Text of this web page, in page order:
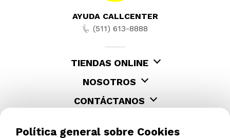
AYUDA CALLCENTER
(511) 613-8888
TIENDAS ONLINE
NOSOTROS
CONTÁCTANOS
Política general sobre Cookies